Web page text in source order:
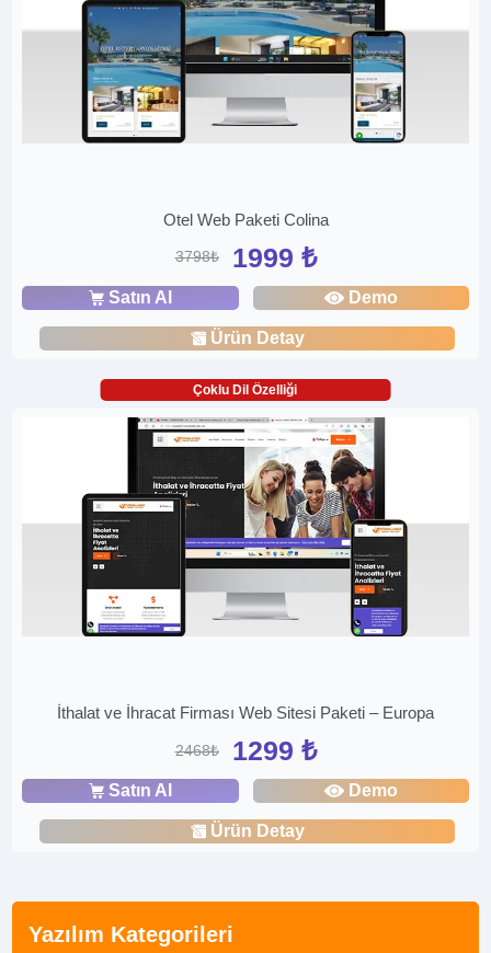
Yazılım Kategorileri
Otel Web Paketi Colina
3798₺ 1999 ₺
Satın Al Demo
Ürün Detay
Çoklu Dil Özelliği
İthalat ve İhracat Firması Web Sitesi Paketi – Europa
2468₺ 1299 ₺
Satın Al Demo
Ürün Detay